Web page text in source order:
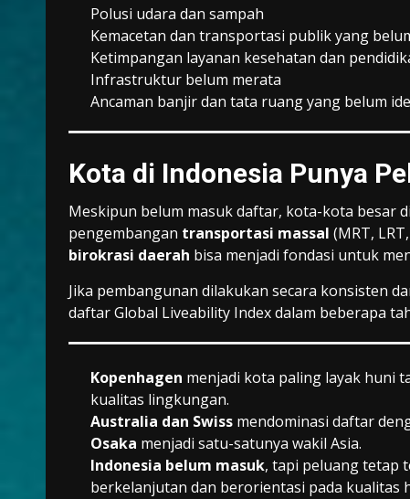
Polusi udara dan sampah
Kemacetan dan transportasi publik yang
Ketimpangan layanan kesehatan dan
Infrastruktur belum merata
Ancaman banjir dan tata ruang yang belum
Kota di Indonesia Punya
Meskipun belum masuk daftar, kota-kota besar
pengembangan transportasi massal (MRT,
birokrasi daerah bisa menjadi fondasi untuk
Jika pembangunan dilakukan secara konsisten
daftar Global Liveability Index dalam beberapa
Kopenhagen menjadi kota paling layak huni
kualitas lingkungan.
Australia dan Swiss mendominasi daftar
Osaka menjadi satu-satunya wakil Asia.
Indonesia belum masuk, tapi peluang tetap
berkelanjutan dan berorientasi pada kualitas